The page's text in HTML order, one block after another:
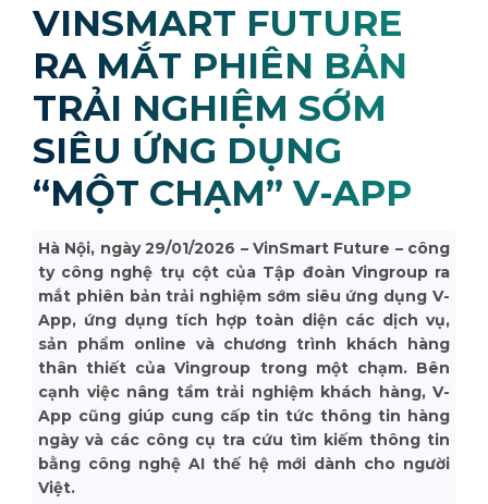
VINSMART FUTURE
RA MẮT PHIÊN BẢN
TRẢI NGHIỆM SỚM
SIÊU ỨNG DỤNG
“MỘT CHẠM” V-APP
Hà Nội, ngày 29/01/2026 – VinSmart Future – công
ty công nghệ trụ cột của Tập đoàn Vingroup ra
mắt phiên bản trải nghiệm sớm siêu ứng dụng V-
App, ứng dụng tích hợp toàn diện các dịch vụ,
sản phẩm online và chương trình khách hàng
thân thiết của Vingroup trong một chạm. Bên
cạnh việc nâng tầm trải nghiệm khách hàng, V-
App cũng giúp cung cấp tin tức thông tin hàng
ngày và các công cụ tra cứu tìm kiếm thông tin
bằng công nghệ AI thế hệ mới dành cho người
Việt.